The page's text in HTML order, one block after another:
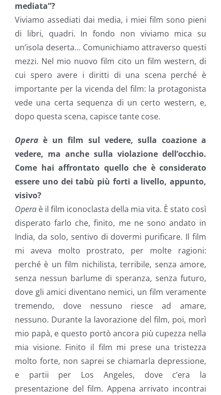
mediata”?
Viviamo assediati dai media, i miei film sono pieni
di libri, quadri. In fondo non viviamo mica su
un’isola deserta… Comunichiamo attraverso questi
mezzi. Nel mio nuovo film cito un film western, di
cui spero avere i diritti di una scena perché è
importante per la vicenda del film: la protagonista
vede una certa sequenza di un certo western, e,
dopo questa scena, capisce tante cose.
Opera è un film sul vedere, sulla coazione a
vedere, ma anche sulla violazione dell’occhio.
Come hai affrontato quello che è considerato
essere uno dei tabù più forti a livello, appunto,
visivo?
Opera è il film iconoclasta della mia vita. È stato così
disperato farlo che, finito, me ne sono andato in
India, da solo, sentivo di dovermi purificare. Il film
mi aveva molto prostrato, per molte ragioni:
perché è un film nichilista, terribile, senza amore,
senza nessun barlume di speranza, senza futuro,
dove gli amici diventano nemici, un film veramente
tremendo, dove nessuno riesce ad amare,
nessuno. Durante la lavorazione del film, poi, morì
mio papà, e questo portò ancora più cupezza nella
mia visione. Finito il film mi prese una tristezza
molto forte, non saprei se chiamarla depressione,
e partii per Los Angeles, dove c’era la
presentazione del film. Appena arrivato incontrai